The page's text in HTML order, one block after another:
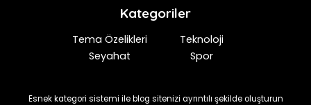
Kategoriler
Tema Özelikleri
Teknoloji
Seyahat
Spor
Esnek kategori sistemi ile blog sitenizi ayrıntılı şekilde oluşturun